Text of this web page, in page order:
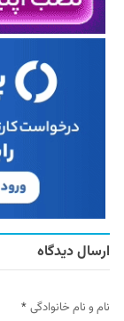
ارسال دیدگاه
نام و نام خانوادگی *